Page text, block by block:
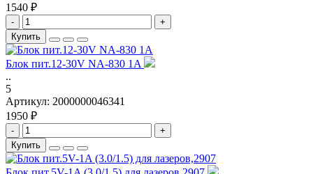
1540 ₽
-
+
Купить
Блок пит.12-30V NA-830 1A
..
5
Артикул: 2000000046341
1950 ₽
-
+
Купить